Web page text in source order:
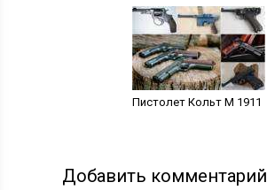
Пистолет Кольт М 1911
Добавить комментарий